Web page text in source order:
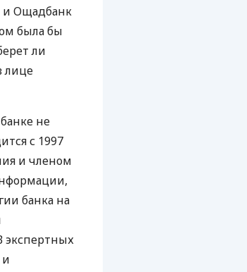
и Ощадбанк
была бы
ли
лице
не
с 1997
и членом
банка на